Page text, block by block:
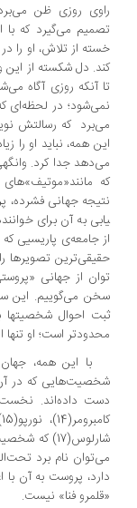
روزی ظن می­‌برد
می­‌گیرد که با ازدواج
از تلاش، او را در خانه
دل شکسته از این
آنکه روزی آگاه می­‌شود
در لحظه­­‌ای که
که رسالتش
همه، نباید او را زیاده
جدا کرد. وانگهی به
مانند«موتیف­»های یک
به آن برای خواننده
جامعه­‌ی پاریسیی که در آن
از جهانی «پروستی»
می­‌گوییم. این سخن
احوال شخصیتها با
است؛ او تنها
این همه، جهان او
که در آن
شارلوس(17) که
نام برد تحت‌الشعاع
پروست به آن با
فنا» نیست.